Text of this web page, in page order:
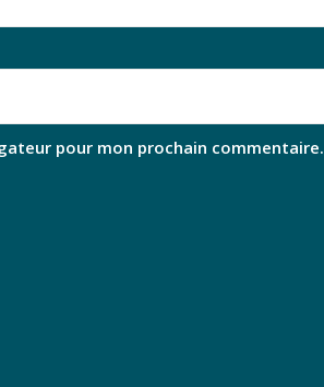
pour mon prochain commentaire.